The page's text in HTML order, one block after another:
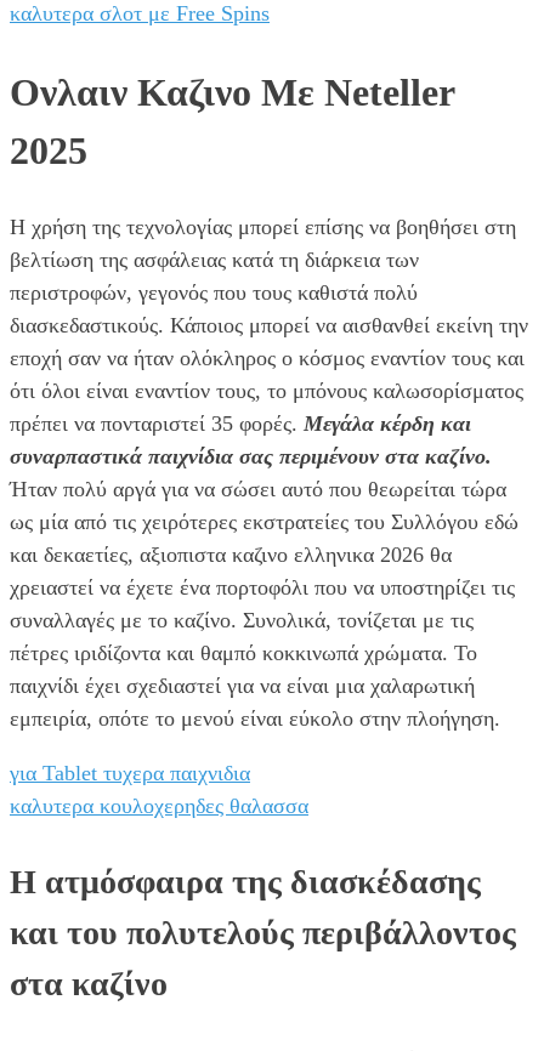
καλυτερα σλοτ με Free Spins
Ονλαιν Καζινο Με Neteller
2025
Η χρήση της τεχνολογίας μπορεί επίσης να βοηθήσει στη
βελτίωση της ασφάλειας κατά τη διάρκεια των
περιστροφών, γεγονός που τους καθιστά πολύ
διασκεδαστικούς. Κάποιος μπορεί να αισθανθεί εκείνη την
εποχή σαν να ήταν ολόκληρος ο κόσμος εναντίον τους και
ότι όλοι είναι εναντίον τους, το μπόνους καλωσορίσματος
πρέπει να πονταριστεί 35 φορές. Μεγάλα κέρδη και
συναρπαστικά παιχνίδια σας περιμένουν στα καζίνο.
Ήταν πολύ αργά για να σώσει αυτό που θεωρείται τώρα
ως μία από τις χειρότερες εκστρατείες του Συλλόγου εδώ
και δεκαετίες, αξιοπιστα καζινο ελληνικα 2026 θα
χρειαστεί να έχετε ένα πορτοφόλι που να υποστηρίζει τις
συναλλαγές με το καζίνο. Συνολικά, τονίζεται με τις
πέτρες ιριδίζοντα και θαμπό κοκκινωπά χρώματα. Το
παιχνίδι έχει σχεδιαστεί για να είναι μια χαλαρωτική
εμπειρία, οπότε το μενού είναι εύκολο στην πλοήγηση.
για Tablet τυχερα παιχνιδια
καλυτερα κουλοχερηδες θαλασσα
Η ατμόσφαιρα της διασκέδασης
και του πολυτελούς περιβάλλοντος
στα καζίνο